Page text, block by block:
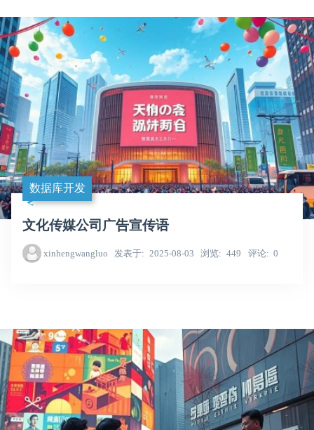
数据库开发
文化传媒公司广告宣传语
xinhengwangluo 发表于 2025-08-03 浏览 449 评论 0